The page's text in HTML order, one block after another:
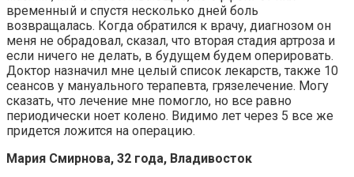
временный и спустя несколько дней боль
возвращалась. Когда обратился к врачу, диагнозом он
меня не обрадовал, сказал, что вторая стадия артроза и
если ничего не делать, в будущем будем оперировать.
Доктор назначил мне целый список лекарств, также 10
сеансов у мануального терапевта, грязелечение. Могу
сказать, что лечение мне помогло, но все равно
периодически ноет колено. Видимо лет через 5 все же
придется ложится на операцию.
Мария Смирнова, 32 года, Владивосток